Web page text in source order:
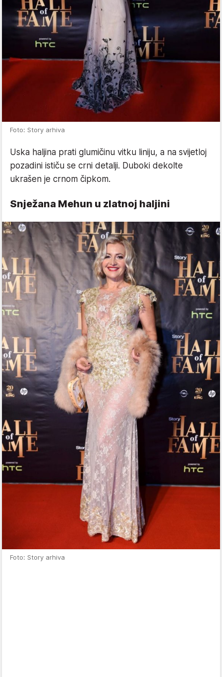
Foto: Story arhiva
Uska haljina prati glumičinu vitku liniju, a na svijetloj
pozadini ističu se crni detalji. Duboki dekolte
ukrašen je crnom čipkom.
Snježana Mehun u zlatnoj haljini
Foto: Story arhiva